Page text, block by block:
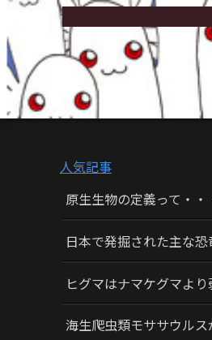
人気記事
原生生物の定義って・・
日本で発掘された主な恐
ヒグマはナマケグマよ
海生爬虫類モササウル